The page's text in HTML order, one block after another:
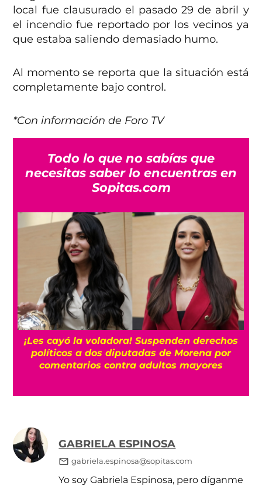
local fue clausurado el pasado 29 de abril y
el incendio fue reportado por los vecinos ya
que estaba saliendo demasiado humo.
Al momento se reporta que la situación está
completamente bajo control.
*Con información de Foro TV
Todo lo que no sabías que
necesitas saber lo encuentras en
Sopitas.com
¡Les cayó la voladora! Suspenden derechos
políticos a dos diputadas de Morena por
comentarios contra adultos mayores
GABRIELA ESPINOSA
gabriela.espinosa@sopitas.com
Yo soy Gabriela Espinosa, pero díganme